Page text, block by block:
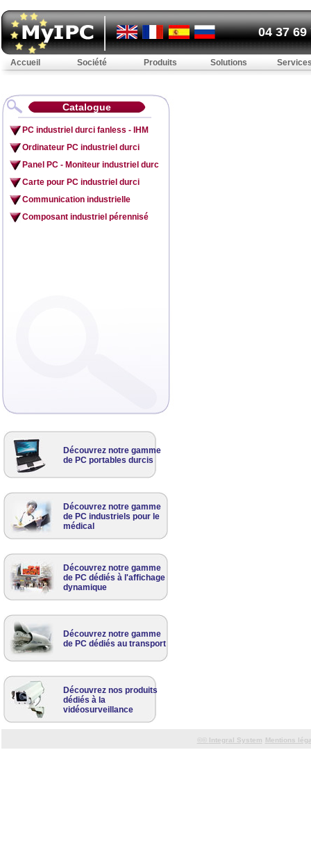
Catalogue
Integral System Mentions
PC industriel durci fanless - IHM
Ordinateur PC industriel durci
Panel PC - Moniteur industriel durc
Carte pour PC industriel durci
Communication industrielle
Composant industriel pérennisé
Découvrez notre gamme
de PC portables durcis
Découvrez notre gamme
de PC industriels pour le
médical
Découvrez notre gamme
de PC dédiés à l'affichage
dynamique
Découvrez notre gamme
de PC dédiés au transport
Découvrez nos produits
dédiés à la
vidéosurveillance
Accueil Société Produits Solutions
04 37 69